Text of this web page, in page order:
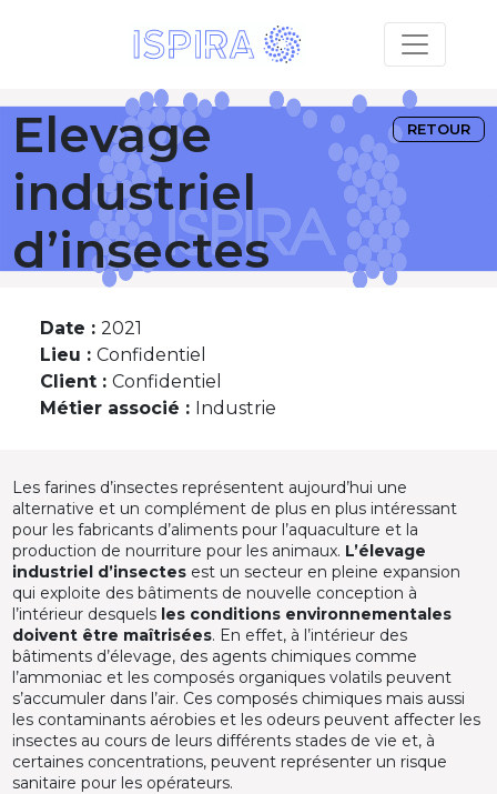
RETOUR
Elevage
industriel
d’insectes
Date : 2021
Lieu : Confidentiel
Client : Confidentiel
Métier associé : Industrie
Les farines d’insectes représentent aujourd’hui une
alternative et un complément de plus en plus intéressant
pour les fabricants d’aliments pour l’aquaculture et la
production de nourriture pour les animaux. L’élevage
industriel d’insectes est un secteur en pleine expansion
qui exploite des bâtiments de nouvelle conception à
l’intérieur desquels les conditions environnementales
doivent être maîtrisées. En effet, à l’intérieur des
bâtiments d’élevage, des agents chimiques comme
l’ammoniac et les composés organiques volatils peuvent
s’accumuler dans l’air. Ces composés chimiques mais aussi
les contaminants aérobies et les odeurs peuvent affecter les
insectes au cours de leurs différents stades de vie et, à
certaines concentrations, peuvent représenter un risque
sanitaire pour les opérateurs.